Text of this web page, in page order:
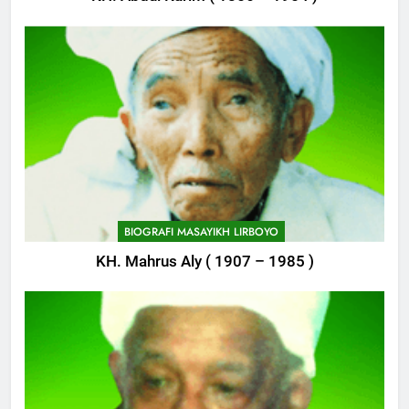
BIOGRAFI MASAYIKH LIRBOYO
KH. Mahrus Aly ( 1907 – 1985 )
BIOGRAFI MASAYIKH LIRBOYO
KH. Marzuqi Dahlan (1906-1975)
Delegasi MQK Kota Kediri
Menuju Probolinggo
POJOK LIRBOYO
746
Haflah Akhirussanah, Lirboyo
Gelar Pameran
POJOK LIRBOYO
Silaturahi dan Istighosah
Bersama Kapolda Jawa Timur
POJOK LIRBOYO
Tam-Taman Lirboyo: MHM dan